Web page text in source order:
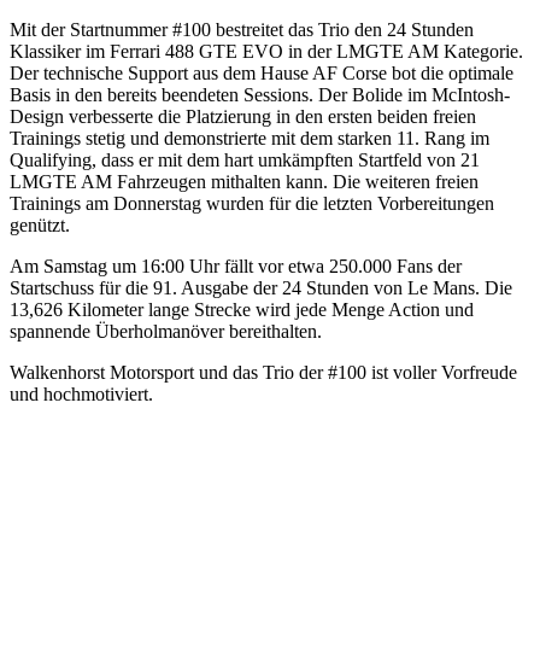
Mit der Startnummer #100 bestreitet das Trio den 24 Stunden
Klassiker im Ferrari 488 GTE EVO in der LMGTE AM Kategorie.
Der technische Support aus dem Hause AF Corse bot die optimale
Basis in den bereits beendeten Sessions. Der Bolide im McIntosh-
Design verbesserte die Platzierung in den ersten beiden freien
Trainings stetig und demonstrierte mit dem starken 11. Rang im
Qualifying, dass er mit dem hart umkämpften Startfeld von 21
LMGTE AM Fahrzeugen mithalten kann. Die weiteren freien
Trainings am Donnerstag wurden für die letzten Vorbereitungen
genützt.
Am Samstag um 16:00 Uhr fällt vor etwa 250.000 Fans der
Startschuss für die 91. Ausgabe der 24 Stunden von Le Mans. Die
13,626 Kilometer lange Strecke wird jede Menge Action und
spannende Überholmanöver bereithalten.
Walkenhorst Motorsport und das Trio der #100 ist voller Vorfreude
und hochmotiviert.